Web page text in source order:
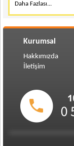
Daha Fazlası...
Kurumsal
Hakkımızda
İletişim